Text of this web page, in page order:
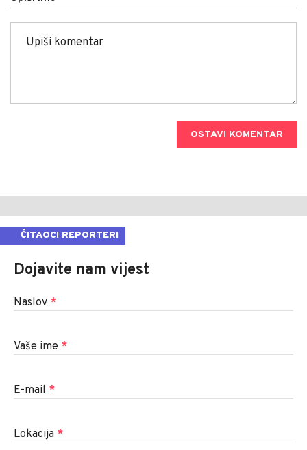
OSTAVI KOMENTAR
ČITAOCI REPORTERI
Dojavite nam vijest
Naslov *
Vaše ime *
E-mail *
Lokacija *